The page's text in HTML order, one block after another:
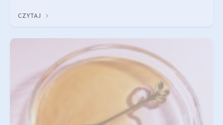
osłabienie włosów.
CZYTAJ